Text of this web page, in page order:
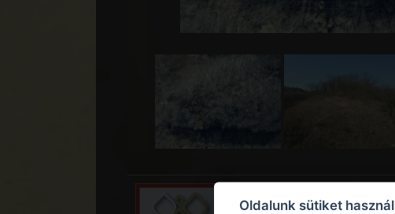
Oldalunk sütiket használ